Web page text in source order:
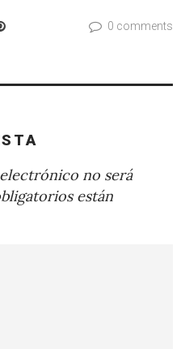
Pinterest 0 comments
no será
están